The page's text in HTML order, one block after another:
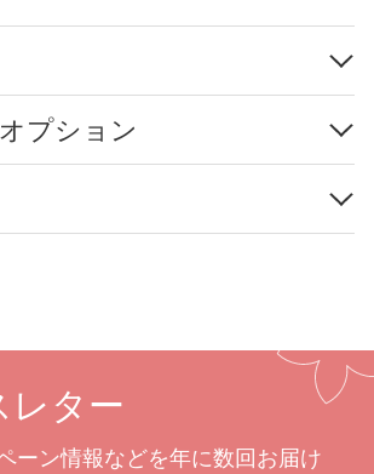
プション
レター
ーン情報などを年に数回お届け